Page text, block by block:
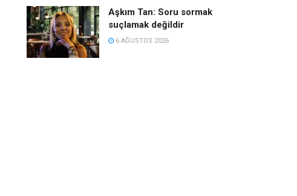
Aşkım Tan: Soru sormak
suçlamak değildir
6 AĞUSTOS 2026